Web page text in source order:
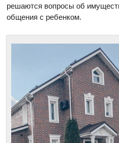
решаются вопросы об
общения с ребенком.